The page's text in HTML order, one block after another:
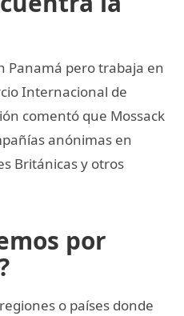
Panamá pero trabaja en
Internacional de
comentó que Mossack
anónimas en
Británicas y otros
por
o países donde